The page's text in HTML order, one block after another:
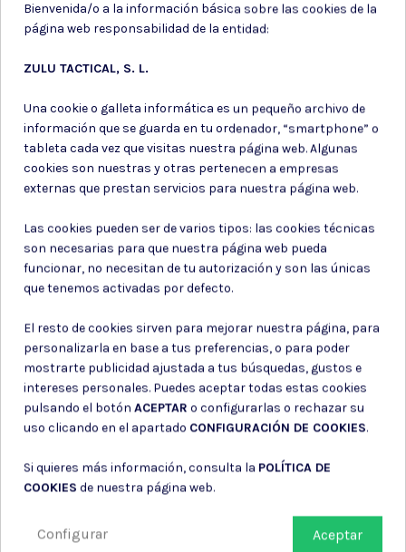
Puede darse de baja en cualquier momento. Para ello, consulte nuestra
información de contacto en el aviso legal.
Consiento el uso de mis datos para los fines indicados en la
Política de privacidad
Consiento el uso de mis datos personales para recibir publicidad
de su entidad.
Bienvenida/o a la información básica sobre las cookies de la
página web responsabilidad de la entidad:
ZULU TACTICAL, S. L.
Una cookie o galleta informática es un pequeño archivo de
información que se guarda en tu ordenador, “smartphone” o
tableta cada vez que visitas nuestra página web. Algunas
cookies son nuestras y otras pertenecen a empresas
externas que prestan servicios para nuestra página web.
Las cookies pueden ser de varios tipos: las cookies técnicas
son necesarias para que nuestra página web pueda
funcionar, no necesitan de tu autorización y son las únicas
que tenemos activadas por defecto.
El resto de cookies sirven para mejorar nuestra página, para
personalizarla en base a tus preferencias, o para poder
mostrarte publicidad ajustada a tus búsquedas, gustos e
intereses personales. Puedes aceptar todas estas cookies
pulsando el botón ACEPTAR o configurarlas o rechazar su
uso clicando en el apartado CONFIGURACIÓN DE COOKIES.
Si quieres más información, consulta la POLÍTICA DE
COOKIES de nuestra página web.
Aceptar
Configurar